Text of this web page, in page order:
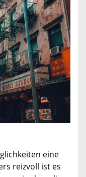
eine
reizvoll ist es